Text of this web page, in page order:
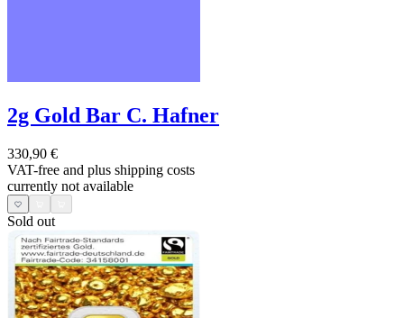
2g Gold Bar C. Hafner
330,90 €
VAT-free and plus shipping costs
currently not available
Sold out